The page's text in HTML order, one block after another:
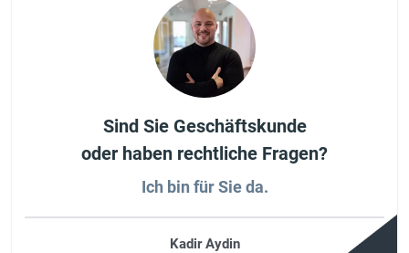
Sind Sie Geschäftskunde
oder haben rechtliche Fragen?
Ich bin für Sie da.
Kadir Aydin